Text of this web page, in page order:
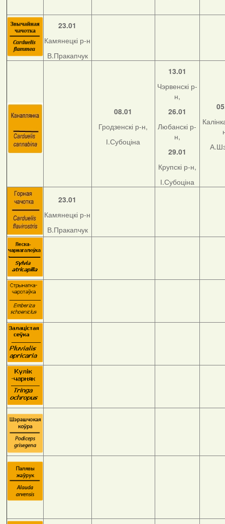
23.01
Камянецкі р-н
В.Пракапчук
08.01
Гродзенскі р-н,
І.Субоціна
13.01
Чэрвенскі р-
н,
26.01
Любанскі р-
н,
29.01
Крупскі р-н,
І.Субоціна
23.01
Камянецкі р-н
В.Пракапчук